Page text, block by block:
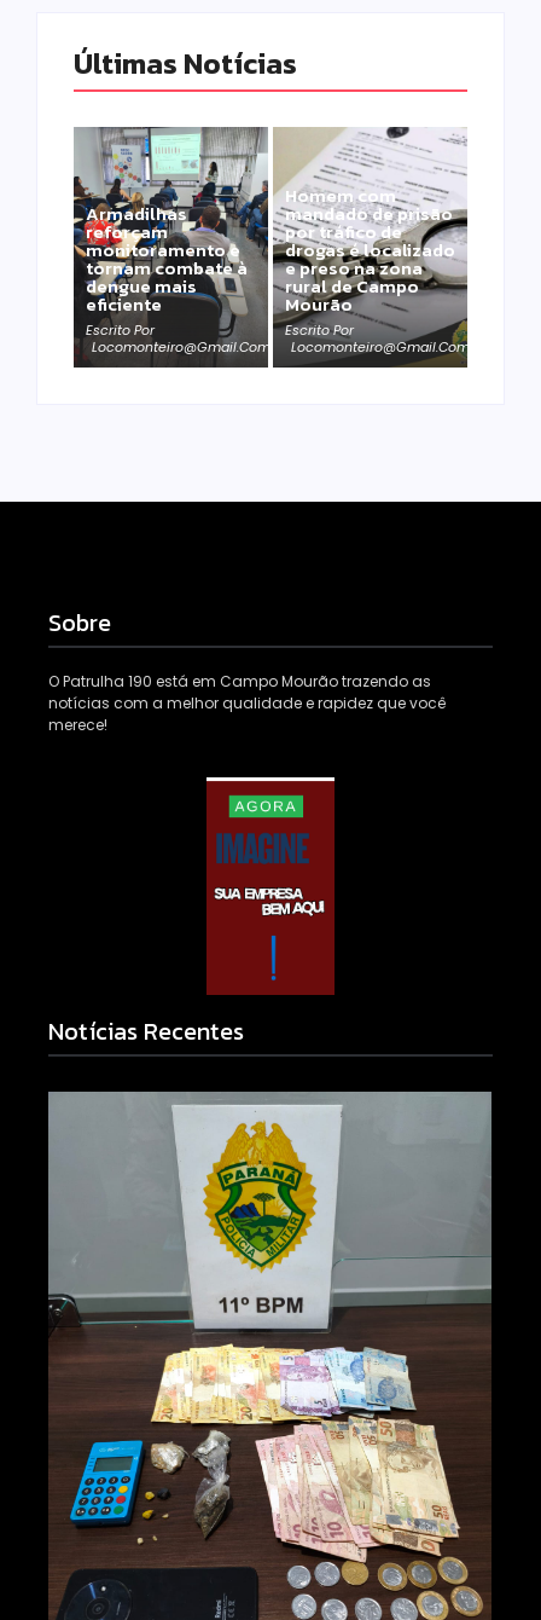
Últimas Notícias
Armadilhas
reforçam
monitoramento e
tornam combate à
dengue mais
eficiente
Escrito Por
Locomonteiro@gmail.com
Homem com
mandado de prisão
por tráfico de
drogas é localizado
e preso na zona
rural de Campo
Mourão
Escrito Por
Locomonteiro@gmail.com
Sobre
O Patrulha 190 está em Campo Mourão trazendo as
notícias com a melhor qualidade e rapidez que você
merece!
Notícias Recentes